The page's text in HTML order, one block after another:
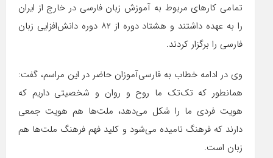
تمامی کارهای مربوط به آموزش زبان فارسی در خارج از ایران
را به عهده داشتند و هشتاد دوره از ۸۲ دوره دانش‌افزایی زبان
فارسی را برگزار کردند.
وی در ادامه خطاب به فارسی‌آموزان حاضر در این مراسم، گفت:
همانطور که تک‌تک ما روح و روان و شخصیتی داریم که
هویت فردی ما را شکل می‌دهد، ملت‌ها هم هویت جمعی
دارند که فرهنگ نامیده می‌شود و کلید فهم فرهنگ ملت‌ها هم
زبان است.